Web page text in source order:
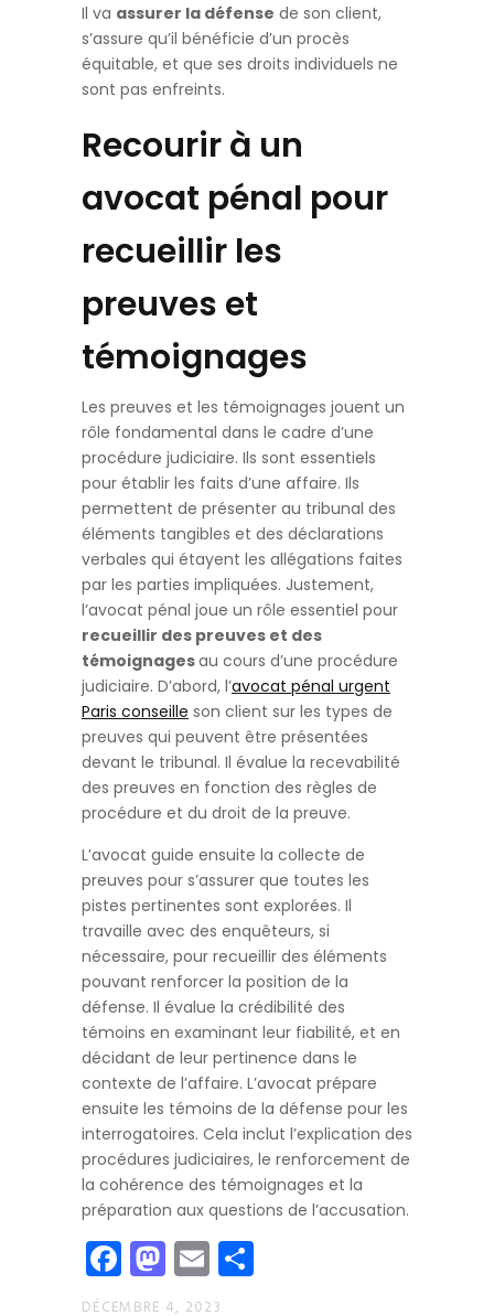
Il va assurer la défense de son client,
s’assure qu’il bénéficie d’un procès
équitable, et que ses droits individuels ne
sont pas enfreints.
Recourir à un
avocat pénal pour
recueillir les
preuves et
témoignages
Les preuves et les témoignages jouent un
rôle fondamental dans le cadre d’une
procédure judiciaire. Ils sont essentiels
pour établir les faits d’une affaire. Ils
permettent de présenter au tribunal des
éléments tangibles et des déclarations
verbales qui étayent les allégations faites
par les parties impliquées. Justement,
l’avocat pénal joue un rôle essentiel pour
recueillir des preuves et des
témoignagesau cours d’une procédure
judiciaire. D’abord, l’avocat pénal urgent
Paris conseille son client sur les types de
preuves qui peuvent être présentées
devant le tribunal. Il évalue la recevabilité
des preuves en fonction des règles de
procédure et du droit de la preuve.
L’avocat guide ensuite la collecte de
preuves pour s’assurer que toutes les
pistes pertinentes sont explorées. Il
travaille avec des enquêteurs, si
nécessaire, pour recueillir des éléments
pouvant renforcer la position de la
défense. Il évalue la crédibilité des
témoins en examinant leur fiabilité, et en
décidant de leur pertinence dans le
contexte de l’affaire. L’avocat prépare
ensuite les témoins de la défense pour les
interrogatoires. Cela inclut l’explication des
procédures judiciaires, le renforcement de
la cohérence des témoignages et la
préparation aux questions de l’accusation.
Facebook
Mastodon
Email
DÉCEMBRE 4, 2023